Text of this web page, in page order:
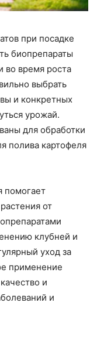
при посадке
биопрепараты
во время роста
выбрать
и конкретных
урожай.
для обработки
полива картофеля
помогает
от
клубней и
уход за
применение
и
и